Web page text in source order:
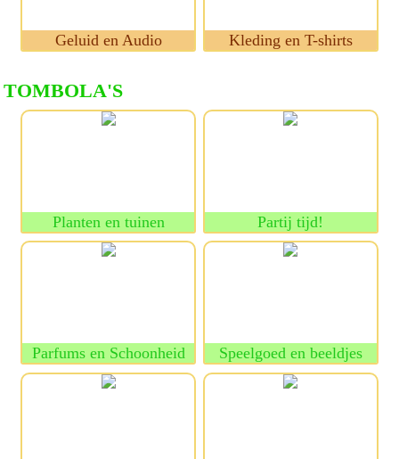
Geluid en Audio Kleding en T-shirts
TOMBOLA'S
Planten en tuinen Partij tijd!
Parfums en Schoonheid Speelgoed en beeldjes